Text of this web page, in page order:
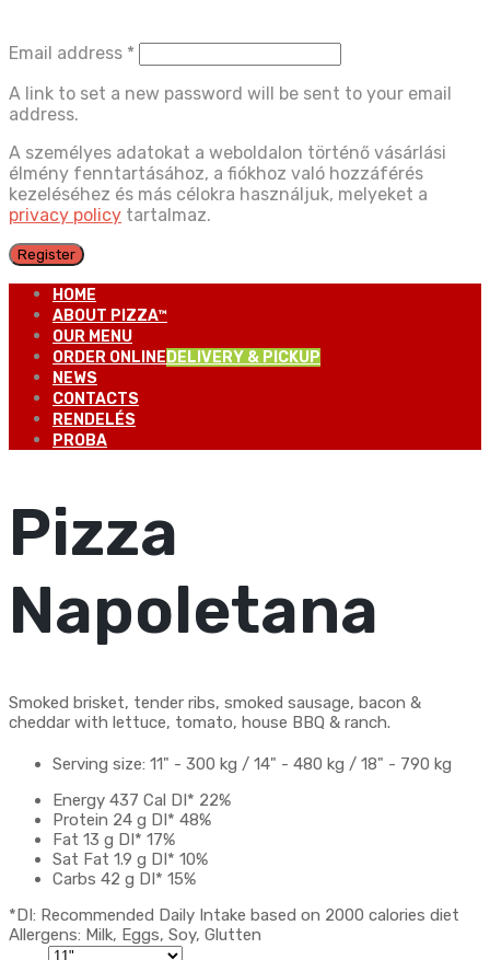
Email address *
A link to set a new password will be sent to your email
address.
A személyes adatokat a weboldalon történő vásárlási
élmény fenntartásához, a fiókhoz való hozzáférés
kezeléséhez és más célokra használjuk, melyeket a
privacy policy tartalmaz.
Register
HOME
ABOUT PIZZA™
OUR MENU
ORDER ONLINE DELIVERY & PICKUP
NEWS
CONTACTS
RENDELÉS
PROBA
Pizza
Napoletana
Smoked brisket, tender ribs, smoked sausage, bacon &
cheddar with lettuce, tomato, house BBQ & ranch.
Serving size: 11" - 300 kg / 14" - 480 kg / 18" - 790 kg
Energy 437 Cal DI* 22%
Protein 24 g DI* 48%
Fat 13 g DI* 17%
Sat Fat 1.9 g DI* 10%
Carbs 42 g DI* 15%
*DI: Recommended Daily Intake based on 2000 calories diet
Allergens: Milk, Eggs, Soy, Glutten